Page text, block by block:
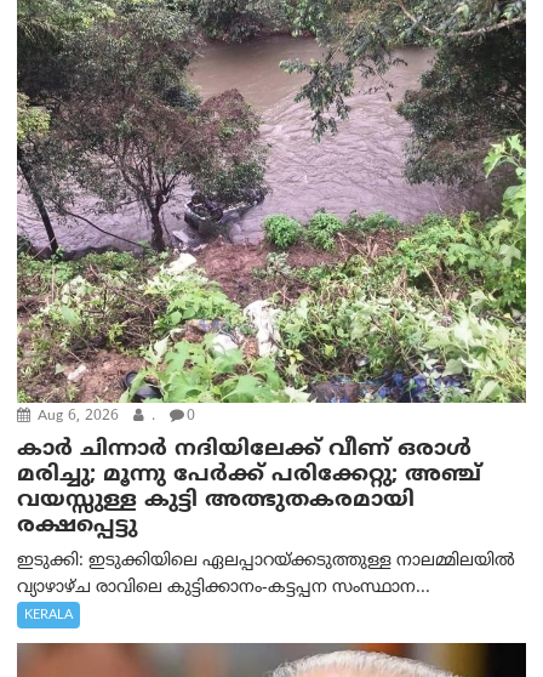
Aug 6, 2026 . 0
കാര്‍ ചിന്നാര്‍ നദിയിലേക്ക് വീണ് ഒരാള്‍
മരിച്ചു; മൂന്നു പേര്‍ക്ക് പരിക്കേറ്റു; അഞ്ച്
വയസ്സുള്ള കുട്ടി അത്ഭുതകരമായി
രക്ഷപ്പെട്ടു
ഇടുക്കി: ഇടുക്കിയിലെ ഏലപ്പാറയ്ക്കടുത്തുള്ള നാലമ്മിലയിൽ
വ്യാഴാഴ്ച രാവിലെ കുട്ടിക്കാനം-കട്ടപ്പന സംസ്ഥാന...
KERALA